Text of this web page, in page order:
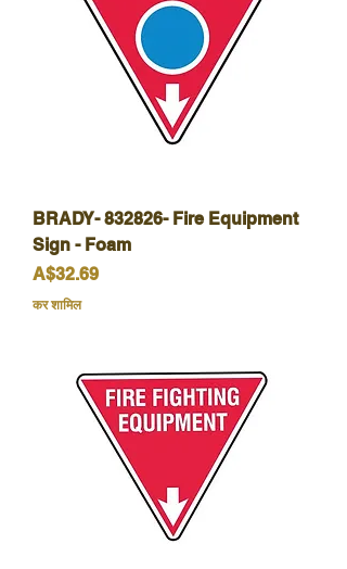
BRADY- 832826- Fire Equipment
Sign - Foam
मूल्य
A$32.69
कर शामिल